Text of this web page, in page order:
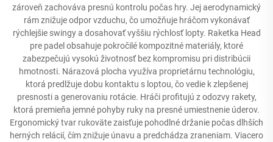
zároveň zachováva presnú kontrolu počas hry. Jej aerodynamický
rám znižuje odpor vzduchu, čo umožňuje hráčom vykonávať
rýchlejšie swingy a dosahovať vyššiu rýchlosť lopty. Raketka Head
pre padel obsahuje pokročilé kompozitné materiály, ktoré
zabezpečujú vysokú životnosť bez kompromisu pri distribúcii
hmotnosti. Nárazová plocha využíva proprietárnu technológiu,
ktorá predlžuje dobu kontaktu s loptou, čo vedie k zlepšenej
presnosti a generovaniu rotácie. Hráči profitujú z odozvy rakety,
ktorá premieňa jemné pohyby ruky na presné umiestnenie úderov.
Ergonomický tvar rukoväte zaisťuje pohodlné držanie počas dlhších
herných relácií, čím znižuje únavu a predchádza zraneniam. Viacero